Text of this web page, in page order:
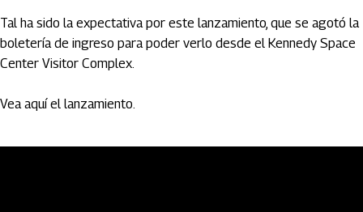
Tal ha sido la expectativa por este lanzamiento, que se agotó la
boletería de ingreso para poder verlo desde el Kennedy Space
Center Visitor Complex.
Vea aquí el lanzamiento.